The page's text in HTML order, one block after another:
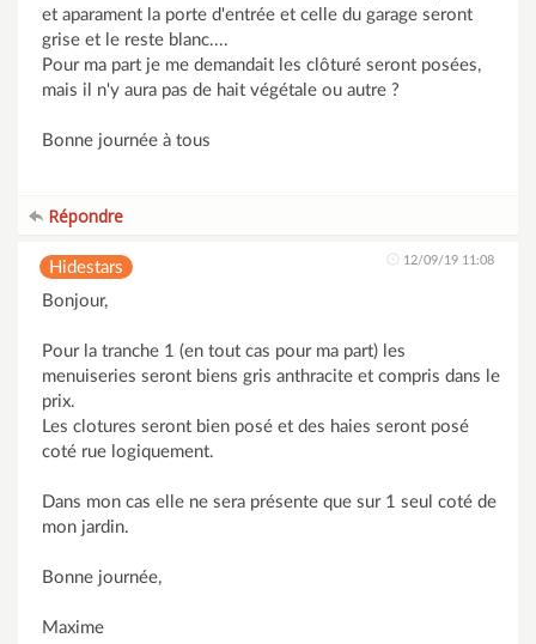
et aparament la porte d'entrée et celle du garage seront
grise et le reste blanc....
Pour ma part je me demandait les clôturé seront posées,
mais il n'y aura pas de hait végétale ou autre ?
Bonne journée à tous
Répondre
Hidestars 12/09/19 11:08
Bonjour,
Pour la tranche 1 (en tout cas pour ma part) les
menuiseries seront biens gris anthracite et compris dans le
prix.
Les clotures seront bien posé et des haies seront posé
coté rue logiquement.
Dans mon cas elle ne sera présente que sur 1 seul coté de
mon jardin.
Bonne journée,
Maxime